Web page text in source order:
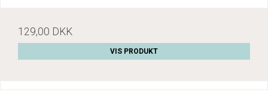
129,00 DKK
VIS PRODUKT